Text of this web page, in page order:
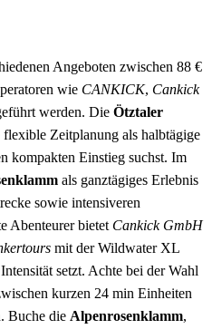
Angeboten zwischen 88 €
wie CANKICK, Cankick
werden. Die Ötztaler
flexible Zeitplanung als halbtägige
kompakten Einstieg suchst. Im
als ganztägiges Erlebnis
sowie intensiveren
Abenteurer bietet Cankick GmbH
mit der Wildwater XL
setzt. Achte bei der Wahl
kurzen 24 min Einheiten
Buche die Alpenrosenklamm,